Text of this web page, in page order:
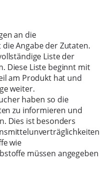
an die
Angabe der Zutaten.
Liste der
Diese Liste beginnt mit
am Produkt hat und
weiter.
haben so die
zu informieren und
Dies ist besonders
wie
müssen angegeben